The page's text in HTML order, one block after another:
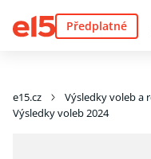
Předplatné
e15.cz Výsledky voleb a
Výsledky voleb 2024